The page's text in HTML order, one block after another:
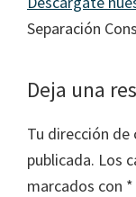
Separación
con
los
lectores
Deja una
Tu dirección
publicada. Los
marcados con *